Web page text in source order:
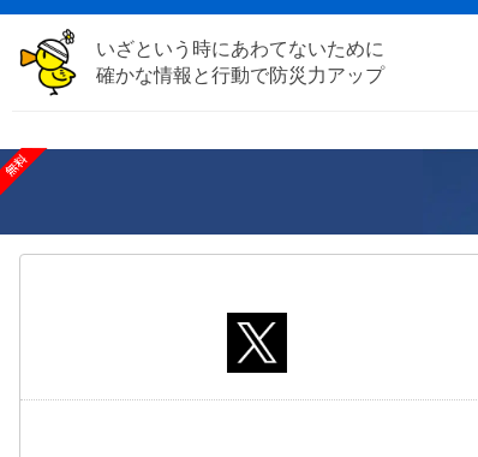
いざという時にあわてないために
確かな情報と行動で防災力アップ